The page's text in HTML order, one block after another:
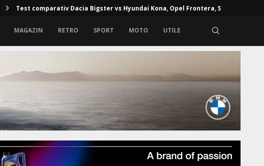
Test comparativ Dacia Bigster vs Hyundai Kona, Opel Frontera, Skoda...
MAGAZIN RETRO SPORT MOTO UTILE